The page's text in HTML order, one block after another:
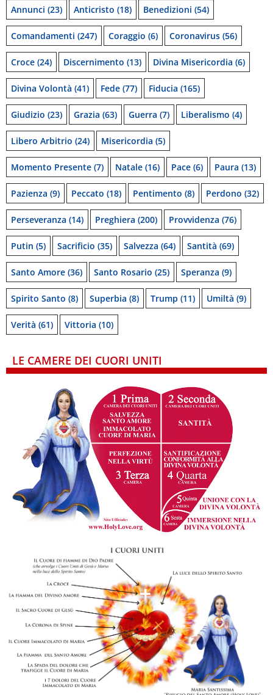
Annunci (23) Anticristo (18) Benedizioni (54)
Comandamenti (247) Coraggio (6) Coronavirus (56)
Croce (24) Discernimento (13) Divina Misericordia (6)
Divina Volontà (41) Fede (77) Fiducia (165)
Giudizio (23) Grazia (63) Guerra (7) Liberalismo (4)
Libero Arbitrio (24) Misericordia (5)
Momento Presente (7) Natale (16) Pace (6) Paura (13)
Pazienza (9) Peccato (18) Pentimento (8) Perdono (32)
Perseveranza (14) Preghiera (200) Provvidenza (76)
Putin (5) Sacrificio (35) Salvezza (64) Santità (69)
Santo Amore (36) Santo Rosario (25) Speranza (9)
Spirito Santo (8) Superbia (8) Trump (11) Umiltà (9)
Verità (61) Vittoria (10)
LE CAMERE DEI CUORI UNITI